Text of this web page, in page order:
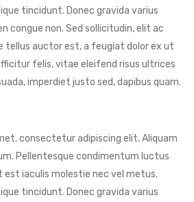
tincidunt. Donec gravida varius
congue non. Sed sollicitudin, elit ac
tellus auctor est, a feugiat dolor ex ut
felis, vitae eleifend risus ultrices
imperdiet justo sed, dapibus quam.
consectetur adipiscing elit. Aliquam
Pellentesque condimentum luctus
est iaculis molestie nec vel metus.
tincidunt. Donec gravida varius